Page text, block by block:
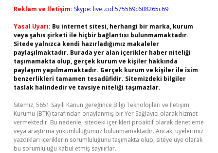
Reklam ve İletişim: Skype: live:.cid.575569c608265c69
Yasal Uyarı: Bu internet sitesi, herhangi bir marka, kurum
veya şahıs şirketi ile hiçbir bağlantısı bulunmamaktadır.
Sitede yalnızca kendi hazırladığımız makaleler
paylaşılmaktadır. Burada yer alan içerikler haber niteliği
taşımamakta olup, gerçek kurum ve kişiler hakkında
paylaşım yapılmamaktadır. Gerçek kurum ve kişiler ile isim
benzerlikleri tamamen tesadüfidir. Sitemizdeki bilgiler
taslak halindedir ve tavsiye niteliği taşımazlar.
Sitemiz, 5651 Sayılı Kanun gereğince Bilgi Teknolojileri ve İletişim
Kurumu (BTK) tarafından onaylanmış bir Yer Sağlayıcı olarak hizmet
vermektedir. Bu nedenle, sitedeki içerikleri proaktif olarak denetleme
veya araştırma yükümlülüğümüz bulunmamaktadır. Ancak, üyelerimiz
yazdıkları içeriklerin sorumluluğunu taşımakta olup, siteye üye olarak
bu sorumluluğu kabul etmiş sayılırlar.